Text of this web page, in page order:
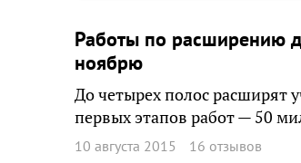
Работы по расширению
ноябрю
До четырех полос расширят
первых этапов работ — 50
10 августа 2015 16 отзывов